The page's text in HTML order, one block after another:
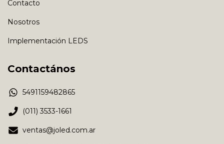
Contacto
Nosotros
Implementación LEDS
Contactános
5491159482865
(011) 3533-1661
ventas@joled.com.ar